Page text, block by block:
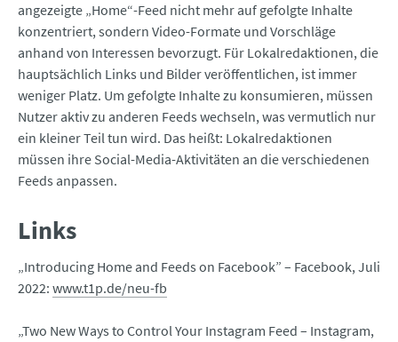
angezeigte „Home“-Feed nicht mehr auf gefolgte Inhalte
konzentriert, sondern Video-Formate und Vorschläge
anhand von Interessen bevorzugt. Für Lokalredaktionen, die
hauptsächlich Links und Bilder veröffentlichen, ist immer
weniger Platz. Um gefolgte Inhalte zu konsumieren, müssen
Nutzer aktiv zu anderen Feeds wechseln, was vermutlich nur
ein kleiner Teil tun wird. Das heißt: Lokalredaktionen
müssen ihre Social-Media-Aktivitäten an die verschiedenen
Feeds anpassen.
Links
„Introducing Home and Feeds on Facebook” – Facebook, Juli
2022: www.t1p.de/neu-fb
„Two New Ways to Control Your Instagram Feed – Instagram,